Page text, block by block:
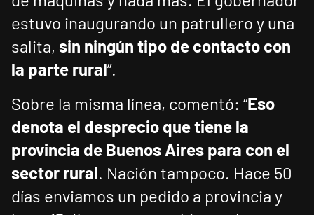
estuvo inaugurando un patrullero y una
salita, sin ningún tipo de contacto con
la parte rural”.
Sobre la misma línea, comentó: “Eso
denota el desprecio que tiene la
provincia de Buenos Aires para con el
sector rural. Nación tampoco. Hace 50
días enviamos un pedido a provincia y